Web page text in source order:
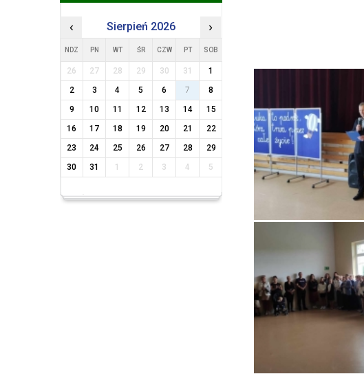
‹ Sierpień 2026 ›
NDZ PN WT ŚR CZW PT SOB
26 27 28 29 30 31
1
2
3 4 5 6 7
8
9
10 11 12 13 14
15
16
17 18 19 20 21
22
23
24 25 26 27 28
29
30
31 1 2 3 4 5